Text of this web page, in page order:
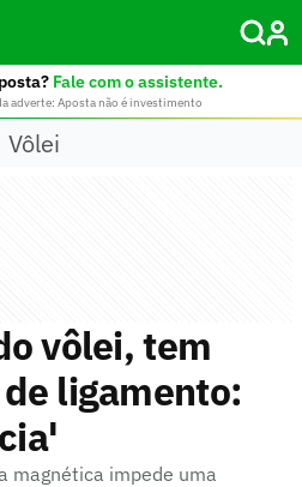
Fale com o assistente.
adverte: Aposta não é investimento
Vôlei
vôlei, tem
ligamento:
magnética impede uma